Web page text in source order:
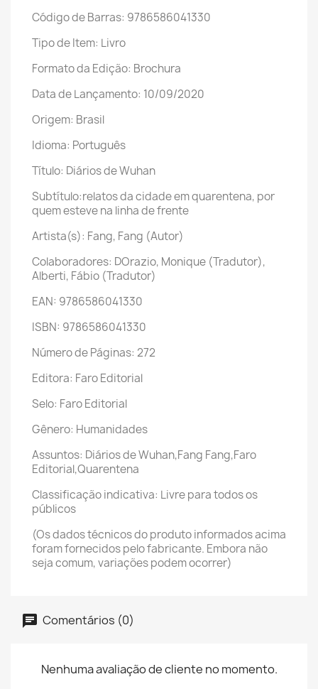
Código de Barras: 9786586041330
Tipo de Item: Livro
Formato da Edição: Brochura
Data de Lançamento: 10/09/2020
Origem: Brasil
Idioma: Português
Título: Diários de Wuhan
Subtítulo:relatos da cidade em quarentena, por
quem esteve na linha de frente
Artista(s): Fang, Fang (Autor)
Colaboradores: DOrazio, Monique (Tradutor),
Alberti, Fábio (Tradutor)
EAN: 9786586041330
ISBN: 9786586041330
Número de Páginas: 272
Editora: Faro Editorial
Selo: Faro Editorial
Gênero: Humanidades
Assuntos: Diários de Wuhan,Fang Fang,Faro
Editorial,Quarentena
Classificação indicativa: Livre para todos os
públicos
(Os dados técnicos do produto informados acima
foram fornecidos pelo fabricante. Embora não
seja comum, variações podem ocorrer)
Comentários (0)
Nenhuma avaliação de cliente no momento.